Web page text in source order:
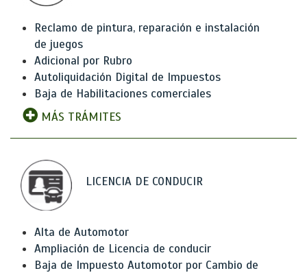
Reclamo de pintura, reparación e instalación
de juegos
Adicional por Rubro
Autoliquidación Digital de Impuestos
Baja de Habilitaciones comerciales
MÁS TRÁMITES
LICENCIA DE CONDUCIR
Alta de Automotor
Ampliación de Licencia de conducir
Baja de Impuesto Automotor por Cambio de